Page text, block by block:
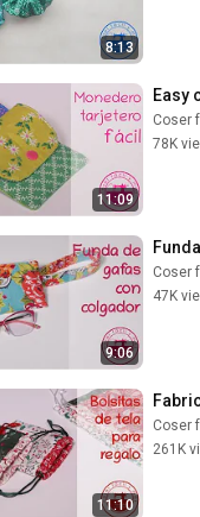
8:13
11:09
Easy
Coser
78K
9:06
Coser
47K
11:10
Coser
261K